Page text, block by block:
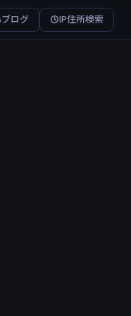
ブログ IP住所検索